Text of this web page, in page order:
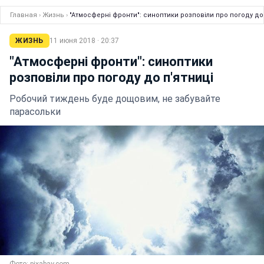
Главная › Жизнь › "Атмосферні фронти": синоптики розповіли про погоду до
ЖИЗНЬ 11 июня 2018 · 20:37
"Атмосферні фронти": синоптики
розповіли про погоду до п'ятниці
Робочий тиждень буде дощовим, не забувайте
парасольки